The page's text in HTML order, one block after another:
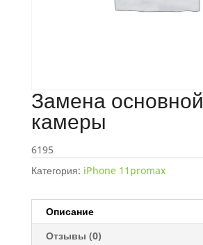
Замена основной
камеры
6195
Категория: iPhone 11promax
Описание
Отзывы (0)